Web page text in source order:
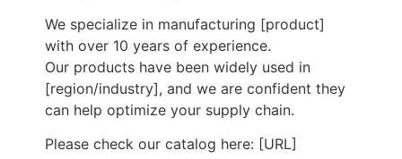
We specialize in manufacturing [product]
with over 10 years of experience.
Our products have been widely used in
[region/industry], and we are confident they
can help optimize your supply chain.
Please check our catalog here: [URL]